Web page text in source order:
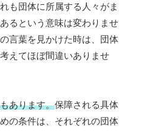
も団体に所属する人々がま
るという意味は変わりませ
言葉を見かけた時は、団体
えてほぼ間違いありませ
あります。保障される具体
の条件は、それぞれの団体